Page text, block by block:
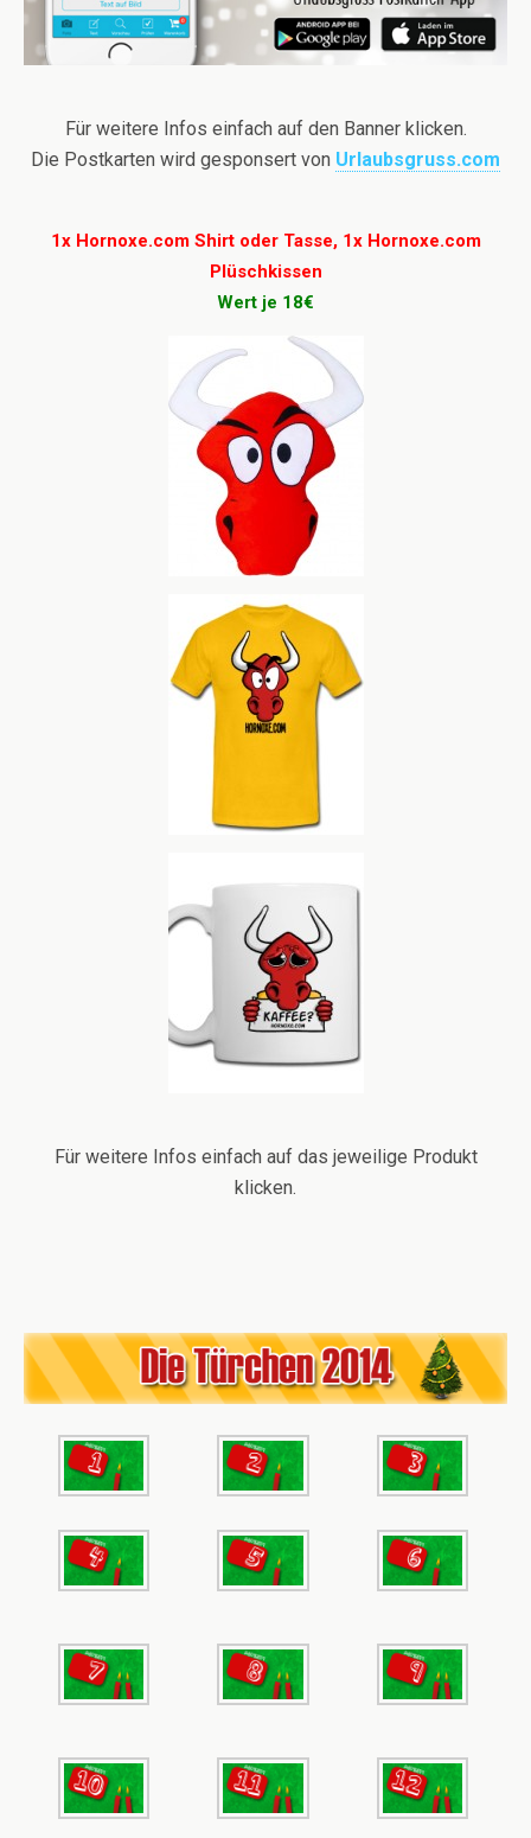
Für weitere Infos einfach auf den Banner klicken.
Die Postkarten wird gesponsert von Urlaubsgruss.com
1x Hornoxe.com Shirt oder Tasse, 1x Hornoxe.com
Plüschkissen
Wert je 18€
Für weitere Infos einfach auf das jeweilige Produkt
klicken.